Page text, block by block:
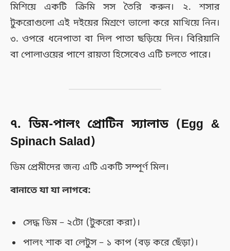
মিশিয়ে একটি ক্রিমি সস তৈরি করুন। ২. শসার
টুকরোগুলো এই দইয়ের মিশ্রণে ভালো করে মাখিয়ে নিন।
৩. ওপরে ধনেপাতা বা দিল পাতা ছড়িয়ে দিন। বিরিয়ানি
বা পোলাওয়ের পাশে রায়তা হিসেবেও এটি চলতে পারে।
৭. ডিম-পালং প্রোটিন স্যালাড (Egg &
Spinach Salad)
ডিম প্রেমীদের জন্য এটি একটি সম্পূর্ণ মিল।
বানাতে যা যা লাগবে:
সেদ্ধ ডিম – ২টো (টুকরো করা)।
পালং শাক বা লেটুস – ১ কাপ (বড় করে ছেঁড়া)।